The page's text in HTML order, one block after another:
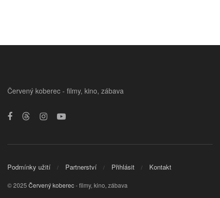
Červený koberec - filmy, kino, zábava
Podmínky užití Partnerství Přihlásit Kontakt
© 2025 Červený koberec- filmy, kino, zábava